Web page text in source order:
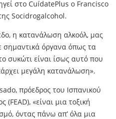
στο CuídatePlus ο Francisco
Socidrogalcohol.
η κατανάλωση αλκοόλ, μας
σημαντικά όργανα όπως τα
συκώτι είναι ίσως αυτό που
μεγάλη κατανάλωση».
πρόεδρος του Ισπανικού
«είναι μια τοξική
όντας πάνω απ’ όλα μια